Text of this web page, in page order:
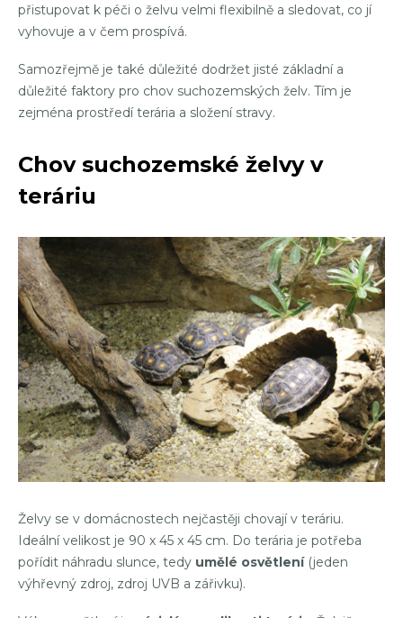
přistupovat k péči o želvu velmi flexibilně a sledovat, co jí
vyhovuje a v čem prospívá.
Samozřejmě je také důležité dodržet jisté základní a
důležité faktory pro chov suchozemských želv. Tím je
zejména prostředí terária a složení stravy.
Chov suchozemské želvy v
teráriu
Želvy se v domácnostech nejčastěji chovají v teráriu.
Ideální velikost je 90 x 45 x 45 cm. Do terária je potřeba
pořídit náhradu slunce, tedy umělé osvětlení(jeden
výhřevný zdroj, zdroj UVB a zářivku).